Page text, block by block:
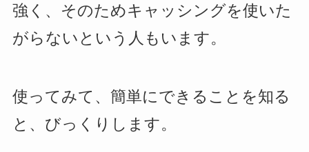
強く、そのためキャッシングを使いた
がらないという人もいます。
使ってみて、簡単にできることを知る
と、びっくりします。